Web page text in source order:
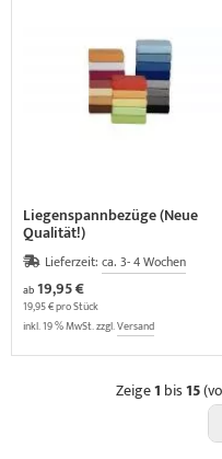
Liegenspannbezüge (Neue
Qualität!)
Lieferzeit: ca. 3- 4 Wochen
ab19,95 €
19,95 € pro Stück
inkl. 19 % MwSt. zzgl.Versand
Zeige1 bis15